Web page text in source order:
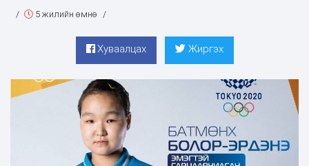
/ 5 жилийн өмнө /
Хуваалцах Жиргэх